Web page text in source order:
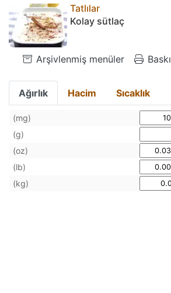
Tatlılar
Kolay sütlaç
Arşivlenmiş menüler Baskı
Ağırlık Hacim Sıcaklık
(mg)
(g)
(oz)
(lb)
(kg)